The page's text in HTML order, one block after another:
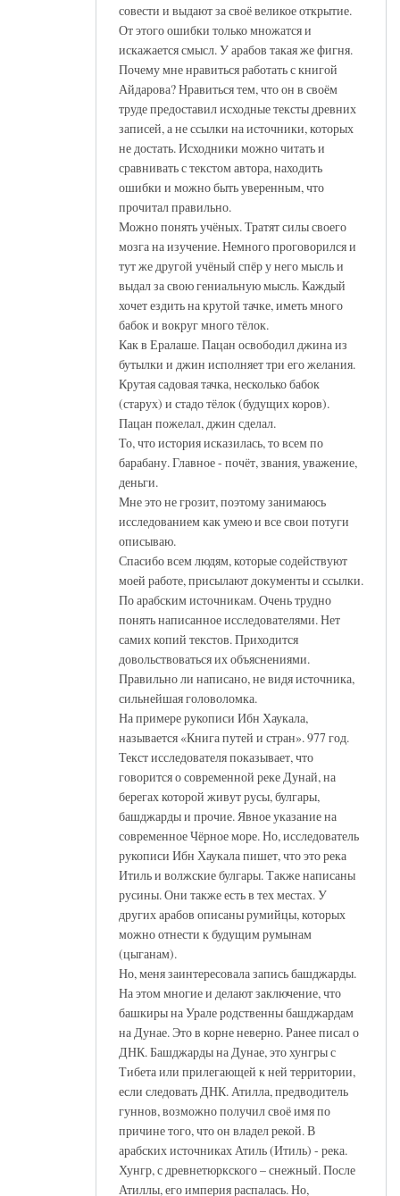
совести и выдают за своё великое открытие.
От этого ошибки только множатся и
искажается смысл. У арабов такая же фигня.
Почему мне нравиться работать с книгой
Айдарова? Нравиться тем, что он в своём
труде предоставил исходные тексты древних
записей, а не ссылки на источники, которых
не достать. Исходники можно читать и
сравнивать с текстом автора, находить
ошибки и можно быть уверенным, что
прочитал правильно.
Можно понять учёных. Тратят силы своего
мозга на изучение. Немного проговорился и
тут же другой учёный спёр у него мысль и
выдал за свою гениальную мысль. Каждый
хочет ездить на крутой тачке, иметь много
бабок и вокруг много тёлок.
Как в Ералаше. Пацан освободил джина из
бутылки и джин исполняет три его желания.
Крутая садовая тачка, несколько бабок
(старух) и стадо тёлок (будущих коров).
Пацан пожелал, джин сделал.
То, что история исказилась, то всем по
барабану. Главное - почёт, звания, уважение,
деньги.
Мне это не грозит, поэтому занимаюсь
исследованием как умею и все свои потуги
описываю.
Спасибо всем людям, которые содействуют
моей работе, присылают документы и ссылки.
По арабским источникам. Очень трудно
понять написанное исследователями. Нет
самих копий текстов. Приходится
довольствоваться их объяснениями.
Правильно ли написано, не видя источника,
сильнейшая головоломка.
На примере рукописи Ибн Хаукала,
называется «Книга путей и стран». 977 год.
Текст исследователя показывает, что
говорится о современной реке Дунай, на
берегах которой живут русы, булгары,
башджарды и прочие. Явное указание на
современное Чёрное море. Но, исследователь
рукописи Ибн Хаукала пишет, что это река
Итиль и волжские булгары. Также написаны
русины. Они также есть в тех местах. У
других арабов описаны румийцы, которых
можно отнести к будущим румынам
(цыганам).
Но, меня заинтересовала запись башджарды.
На этом многие и делают заключение, что
башкиры на Урале родственны башджардам
на Дунае. Это в корне неверно. Ранее писал о
ДНК. Башджарды на Дунае, это хунгры с
Тибета или прилегающей к ней территории,
если следовать ДНК. Атилла, предводитель
гуннов, возможно получил своё имя по
причине того, что он владел рекой. В
арабских источниках Атиль (Итиль) - река.
Хунгр, с древнетюркского – снежный. После
Атиллы, его империя распалась. Но,